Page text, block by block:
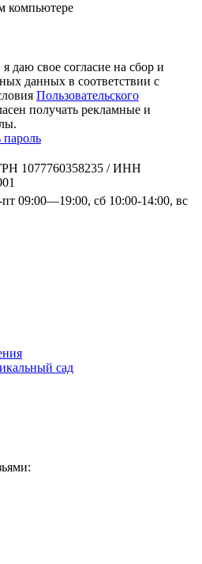
компьютере
даю свое согласие на сбор и
данных в соответствии с
Пользовательского
получать рекламные и
пароль
1077760358235 / ИНН
09:00—19:00, сб 10:00-14:00, вс
сад